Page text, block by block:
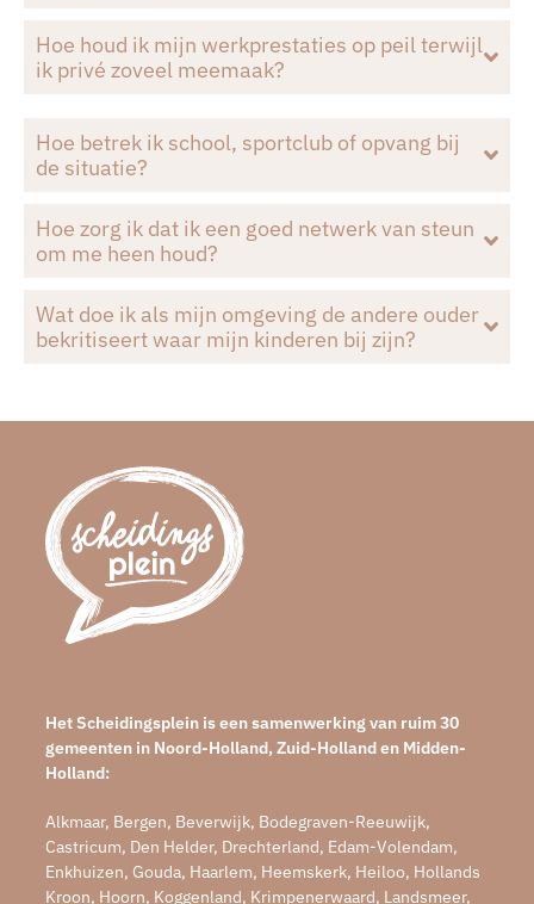
Hoe houd ik mijn werkprestaties op peil terwijl
ik privé zoveel meemaak?
Hoe betrek ik school, sportclub of opvang bij
de situatie?
Hoe zorg ik dat ik een goed netwerk van steun
om me heen houd?
Wat doe ik als mijn omgeving de andere ouder
bekritiseert waar mijn kinderen bij zijn?
Het Scheidingsplein is een samenwerking van ruim 30
gemeenten in Noord-Holland, Zuid-Holland en Midden-
Holland:
Alkmaar, Bergen, Beverwijk, Bodegraven-Reeuwijk,
Castricum, Den Helder, Drechterland, Edam-Volendam,
Enkhuizen, Gouda, Haarlem, Heemskerk, Heiloo, Hollands
Kroon, Hoorn, Koggenland, Krimpenerwaard, Landsmeer,